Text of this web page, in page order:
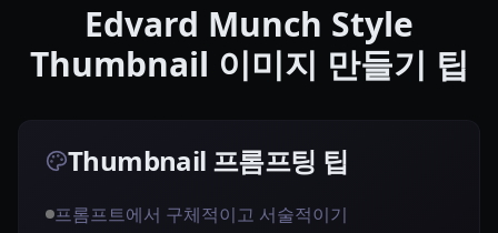
Edvard Munch Style
Thumbnail 이미지 만들기 팁
Thumbnail 프롬프팅 팁
프롬프트에서 구체적이고 서술적이기